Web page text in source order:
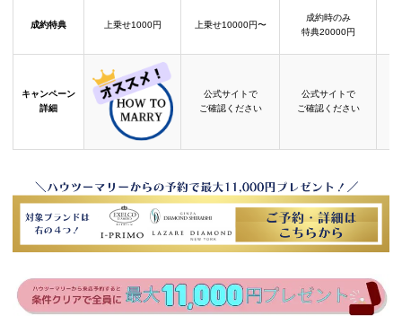
成約特典 上乗せ1000円 上乗せ10000円〜
成約時のみ
特典20000円
キャンペーン
詳細
公式サイトで
ご確認ください
公式サイトで
ご確認ください